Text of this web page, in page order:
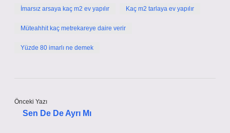
İmarsız arsaya kaç m2 ev yapılır Kaç m2 tarlaya ev yapılır
Müteahhit kaç metrekareye daire verir
Yüzde 80 imarlı ne demek
Önceki Yazı
Sen De De Ayrı Mı